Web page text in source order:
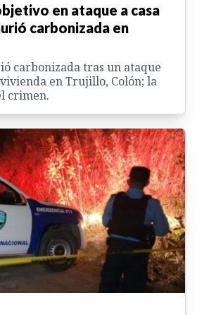
en ataque a casa
carbonizada en
carbonizada tras un ataque
en Trujillo, Colón; la
crimen.